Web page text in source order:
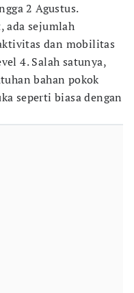
2 Agustus.
ada sejumlah
dan mobilitas
4. Salah satunya,
bahan pokok
seperti biasa dengan